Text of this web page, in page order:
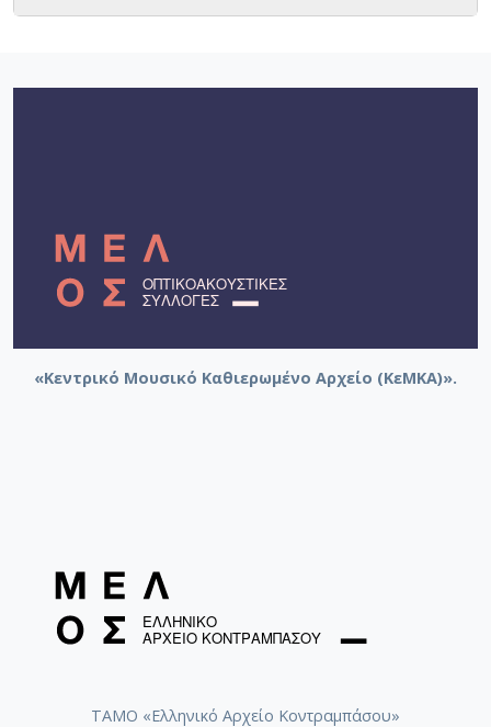
«Κεντρικό Μουσικό Καθιερωμένο Αρχείο (ΚεΜΚΑ)».
ΤΑΜΟ «Ελληνικό Αρχείο Κοντραμπάσου»